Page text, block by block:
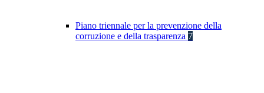
Piano triennale per la prevenzione della
corruzione e della trasparenza 7